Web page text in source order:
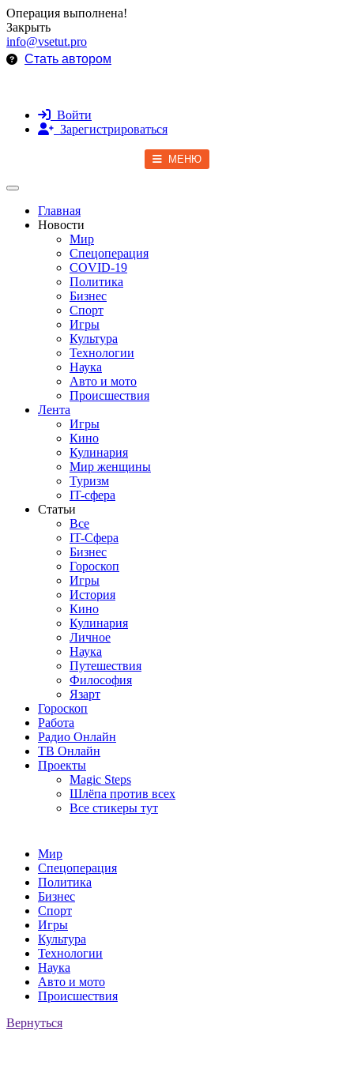
Операция выполнена!
Закрыть
info@vsetut.pro
Стать автором
Войти
Зарегистрироваться
МЕНЮ
Toggle navigation
Главная
Новости
Мир
Спецоперация
COVID-19
Политика
Бизнес
Спорт
Игры
Культура
Технологии
Наука
Авто и мото
Происшествия
Лента
Игры
Кино
Кулинария
Мир женщины
Туризм
IT-сфера
Статьи
Все
IT-Сфера
Бизнес
Гороскоп
Игры
История
Кино
Кулинария
Личное
Наука
Путешествия
Философия
Язарт
Гороскоп
Работа
Радио Онлайн
ТВ Онлайн
Проекты
Magic Steps
Шлёпа против всех
Все стикеры тут
Мир
Спецоперация
Политика
Бизнес
Спорт
Игры
Культура
Технологии
Наука
Авто и мото
Происшествия
Вернуться